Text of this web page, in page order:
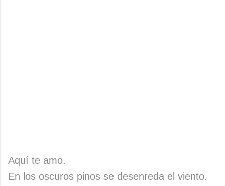
Aquí te amo.
En los oscuros pinos se desenreda el viento.